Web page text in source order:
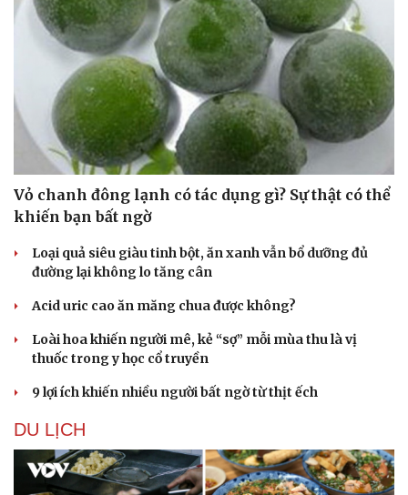
Vỏ chanh đông lạnh có tác dụng gì? Sự thật có thể
khiến bạn bất ngờ
Loại quả siêu giàu tinh bột, ăn xanh vẫn bổ dưỡng đủ
đường lại không lo tăng cân
Acid uric cao ăn măng chua được không?
Loài hoa khiến người mê, kẻ “sợ” mỗi mùa thu là vị
thuốc trong y học cổ truyền
9 lợi ích khiến nhiều người bất ngờ từ thịt ếch
DU LỊCH